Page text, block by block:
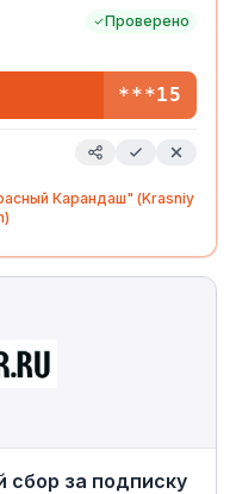
Проверено
***15
Карандаш" (Krasniy
сбор за подписку